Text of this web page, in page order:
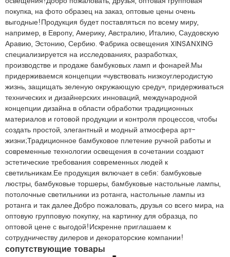
покупка, на фото образец на заказ, оптовые цены очень
выгодные!Продукция будет поставляться по всему миру,
например, в Европу, Америку, Австралию, Италию, Саудовскую
Аравию, Эстонию, Сербию. Фабрика освещения XINSANXING
специализируется на исследованиях, разработках,
производстве и продаже бамбуковых ламп и фонарей.Мы
придерживаемся концепции «чувствовать низкоуглеродистую
жизнь, защищать зеленую окружающую среду», придерживаться
технических и дизайнерских инноваций, международной
концепции дизайна в области обработки традиционных
материалов и готовой продукции и контроля процессов, чтобы
создать простой, элегантный и модный атмосфера арт-
жизни;Традиционное бамбуковое плетение ручной работы и
современные технологии освещения в сочетании создают
эстетические требования современных людей к
светильникам.Ее продукция включает в себя: бамбуковые
люстры, бамбуковые торшеры, бамбуковые настольные лампы,
потолочные светильники из ротанга, настольные лампы из
ротанга и так далее.Добро пожаловать, друзья со всего мира, на
оптовую групповую покупку, на картинку для образца, по
оптовой цене с выгодой!Искренне приглашаем к
сотрудничеству дилеров и декораторские компании!
сопутствующие товары